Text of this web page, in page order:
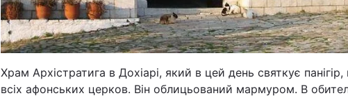
Храм Архістратига в Дохіарі, який в цей день святкує
всіх афонських церков. Він облицьований мармуром. В